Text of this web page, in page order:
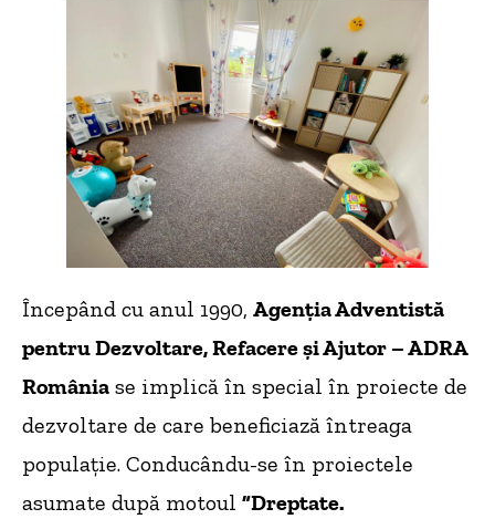
Începând cu anul 1990, Agenţia Adventistă
pentru Dezvoltare, Refacere şi Ajutor – ADRA
România se implică în special în proiecte de
dezvoltare de care beneficiază întreaga
populație. Conducându-se în proiectele
asumate după motoul ”Dreptate.